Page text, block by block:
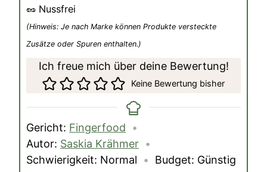
🥜 Nussfrei
(Hinweis: Je nach Marke können Produkte versteckte
Zusätze oder Spuren enthalten.)
Ich freue mich über deine Bewertung!
Keine Bewertung bisher
Gericht: Fingerfood
Autor: Saskia Krähmer
Schwierigkeit: Normal Budget: Günstig